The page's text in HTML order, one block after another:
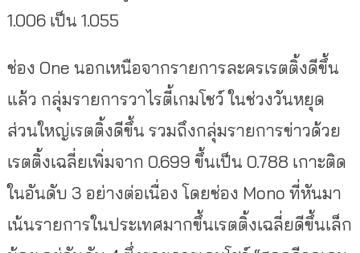
1.006 เป็น 1.055
ช่อง One นอกเหนือจากรายการละครเรตติ้งดีขึ้น
แล้ว กลุ่มรายการวาไรตี้เกมโชว์ ในช่วงวันหยุด
ส่วนใหญ่เรตติ้งดีขึ้น รวมถึงกลุ่มรายการข่าวด้วย
เรตติ้งเฉลี่ยเพิ่มจาก 0.699 ขึ้นเป็น 0.788 เกาะติด
ในอันดับ 3 อย่างต่อเนื่อง โดยช่อง Mono ที่หันมา
เน้นรายการในประเทศมากขึ้นเรตติ้งเฉลี่ยดีขึ้นเล็ก